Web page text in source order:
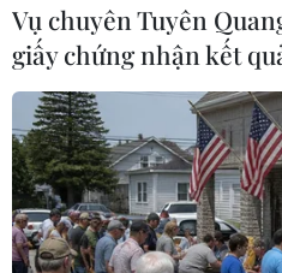
TIN LIÊN QUAN
Vụ chuyên Tuyên
giấy chứng nhận kết